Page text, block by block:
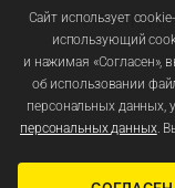
Сайт использует
использующий
и нажимая «Согласен»,
об использовании
персональных данных,
персональных данных.